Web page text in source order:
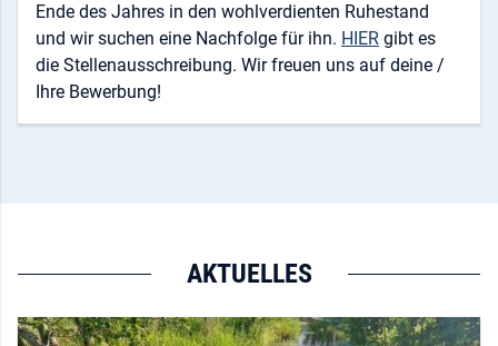
Ende des Jahres in den wohlverdienten Ruhestand
und wir suchen eine Nachfolge für ihn. HIER gibt es
die Stellenausschreibung. Wir freuen uns auf deine /
Ihre Bewerbung!
AKTUELLES